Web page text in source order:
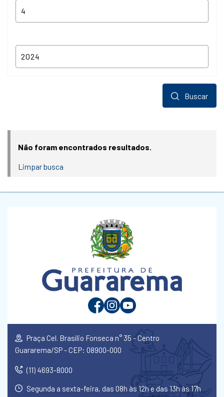
Buscar
Não foram encontrados resultados.
Limpar busca
Praça Cel. Brasílio Fonseca n° 35 - Centro
Guararema/SP - CEP: 08900-000
(11) 4693-8000
Segunda a sexta-feira, das 08h às 12h e das 13h às 17h